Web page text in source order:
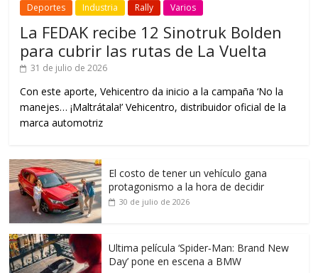
Deportes Industria Rally Varios
La FEDAK recibe 12 Sinotruk Bolden
para cubrir las rutas de La Vuelta
31 de julio de 2026
Con este aporte, Vehicentro da inicio a la campaña ‘No la
manejes… ¡Maltrátala!’ Vehicentro, distribuidor oficial de la
marca automotriz
El costo de tener un vehículo gana
protagonismo a la hora de decidir
30 de julio de 2026
Ultima película ‘Spider‑Man: Brand New
Day’ pone en escena a BMW